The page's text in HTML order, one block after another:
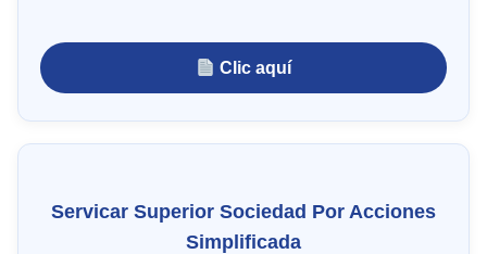
Clic aquí
Servicar Superior Sociedad Por Acciones
Simplificada